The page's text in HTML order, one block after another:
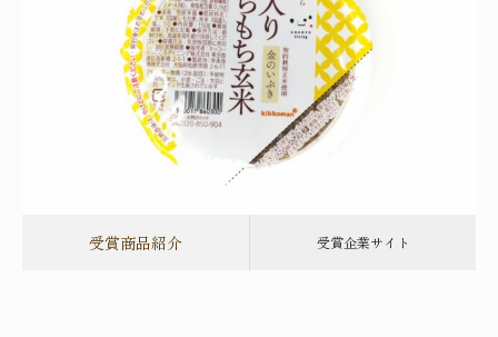
一般食品部門キッコーマンこころダイニング株式会社
受賞
受賞商品紹介受賞企業サイト
受賞商品紹介 受賞企業サイト